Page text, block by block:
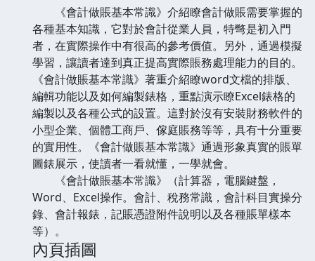
《會計做賬基本常識》介紹瞭會計做賬需要掌握的
各種基本知識，它對於會計從業人員，特彆是初入門
者，在實際操作中有很高的參考價值。另外，通過模擬
學習，讓讀者達到真正提高實際賬務處理能力的目的。
《會計做賬基本常識》著重介紹瞭word文檔的排版、
編輯功能以及如何編製錶格，重點演示瞭Excel錶格的
編製以及各種公式的設置。這對於沒有安裝財務軟件的
小型企業、個體工商戶、傢庭賬務等等，具有十分重要
的實用性。《會計做賬基本常識》通過形象真實的賬單
圖錶展示，使讀者一看就懂，一學就會。
《會計做賬基本常識》（計算器，電腦鍵盤，
Word、Excel操作。會計、稅務常識，會計科目實操分
錄、會計報錶，記賬憑證附件說明以及各種賬單樣本
等）。
內頁插圖